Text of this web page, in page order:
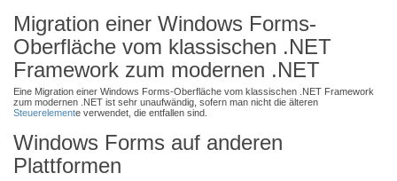
Migration einer Windows Forms-
Oberfläche vom klassischen .NET
Framework zum modernen .NET
Eine Migration einer Windows Forms-Oberfläche vom klassischen .NET Framework
zum modernen .NET ist sehr unaufwändig, sofern man nicht die älteren
Steuerelemente verwendet, die entfallen sind.
Windows Forms auf anderen
Plattformen